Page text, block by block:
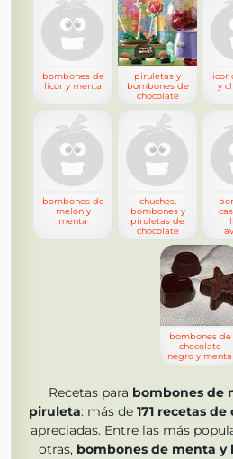
bombones de
licor y menta
piruletas y
bombones de
chocolate
licor
y
bombones de
melón y
menta
chuches,
bombones y
piruletas de
chocolate
bombones de
chocolate
negro y menta
Recetas para bombones de
piruleta: más de 171 recetas de
apreciadas. Entre las más
otras, bombones de menta y